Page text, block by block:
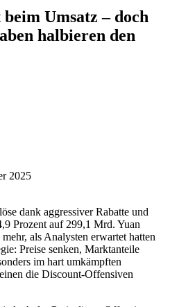
Umsatz – doch
halbieren den
2025
dank aggressiver Rabatte und
Prozent auf 299,1 Mrd. Yuan
als Analysten erwartet hatten
Preise senken, Marktanteile
im hart umkämpften
die Discount-Offensiven